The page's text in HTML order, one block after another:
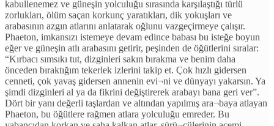
kabullenemez ve güneşin yolculuğu sırasında karşılaştığı türlü
zorlukları, ölüm saçan korkunç yaratıkları, dik yokuşları ve
arabasının azgın atlarını anlatarak oğlunu vazgeçirmeye çalışır.
Phaeton, imkansızı istemeye devam edince babası bu isteğe boyun
eğer ve güneşin atlı arabasını getirir, peşinden de öğütlerini sıralar:
“Kırbacı sımsıkı tut, dizginleri sakın bırakma ve benim daha
önceden bıraktığım tekerlek izlerini takip et. Çok hızlı gidersen
cenneti, çok yavaş gidersen annenin evi¬ni ve dünyayı yakarsın. Ya
şimdi dizginleri al ya da fikrini değiştirerek arabayı bana geri ver”.
Dört bir yanı değerli taşlardan ve altından yapılmış ara¬baya atlayan
Phaeton, bu öğütlere rağmen atlara yolculuğu emreder. Bu